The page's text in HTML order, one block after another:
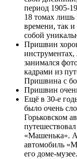
период 1905-
18 томах лишь
времени, так и
собой
Пришвин
занимался
кадрами из
Пришвина с
Пришвин
Ещё в 30-е
было очень
Горьковском
«Машенька».
автомобиль
его доме-музее.